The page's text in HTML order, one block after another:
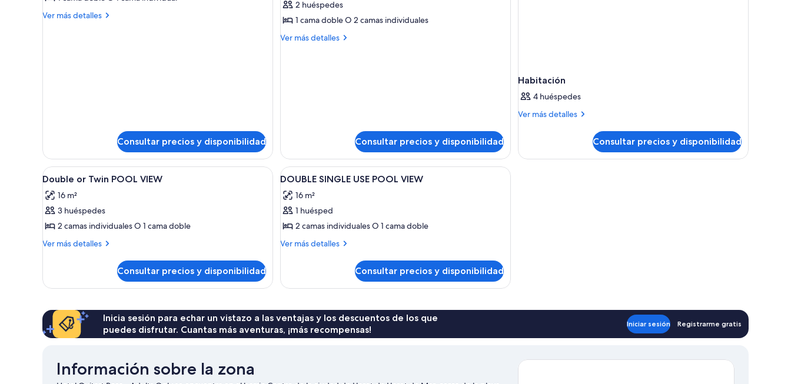
Doble
Ver más detalles
Más
Consultar precios y disponibilidad
Junior
Suite
vistas
2 huéspedes
1 cama doble O 2 camas individuales
Ver más detalles
Más
Consultar precios y disponibilidad
Habitación
4 huéspedes
Ver más detalles
Más
Consultar precios y disponibilidad
Abrir
todas
las
fotos
de
Double
POOL
Caja fuerte, cortinas opacas, ropa de cama
2
Double or Twin POOL VIEW
16 m²
3 huéspedes
2 camas individuales O 1 cama doble
Ver más detalles
Más
or
VIEW
Consultar precios y disponibilidad
Abrir
todas
las
fotos
de
DOUBLE
POOL
Caja fuerte, cortinas opacas, ropa de cama
2
DOUBLE SINGLE USE POOL VIEW
16 m²
1 huésped
2 camas individuales O 1 cama doble
Ver más detalles
Más
SINGLE
VIEW
Consultar precios y disponibilidad
Inicia sesión para echar un vistazo a las ventajas y los descuentos de los que
puedes disfrutar. Cuantas más aventuras, ¡más recompensas!
Iniciar sesión Registrarme gratis
Información sobre la zona